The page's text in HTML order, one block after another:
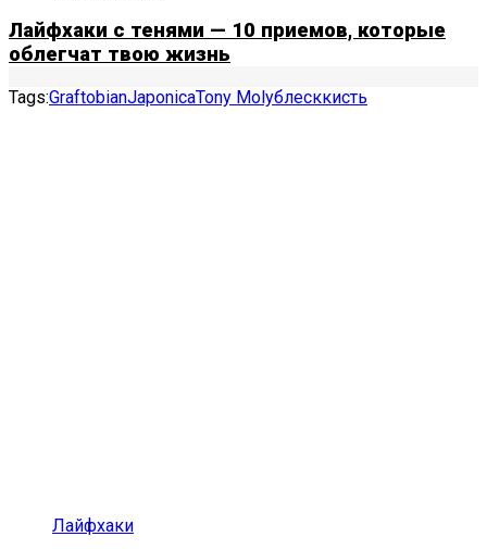
Лайфхаки с тенями — 10 приемов, которые
облегчат твою жизнь
Tags:GraftobianJaponicaTony Molyблесккисть
Лайфхаки